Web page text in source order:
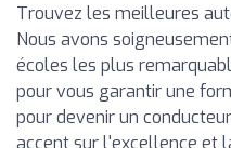
Trouvez les meilleures
Nous avons
écoles les plus
pour vous garantir une
pour devenir un
accent sur l'excellence et